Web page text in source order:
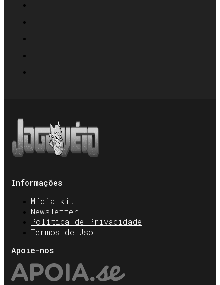
Informações
Mídia kit
Newsletter
Política de Privacidade
Termos de Uso
Apoie-nos